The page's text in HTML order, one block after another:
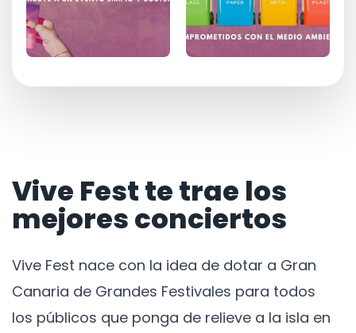
Vive Fest te trae los
mejores conciertos
Vive Fest nace con la idea de dotar a Gran
Canaria de Grandes Festivales para todos
los públicos que ponga de relieve a la isla en